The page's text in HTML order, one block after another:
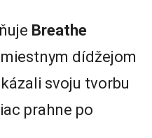
Breathe
dídžejom
svoju tvorbu
prahne po